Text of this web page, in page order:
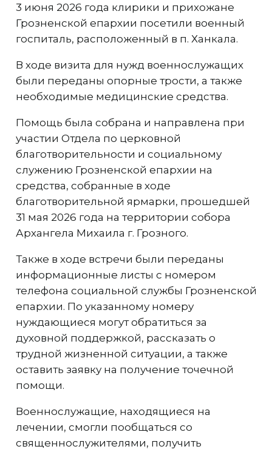
3 июня 2026 года клирики и прихожане
Грозненской епархии посетили военный
госпиталь, расположенный в п. Ханкала.
В ходе визита для нужд военнослужащих
были переданы опорные трости, а также
необходимые медицинские средства.
Помощь была собрана и направлена при
участии Отдела по церковной
благотворительности и социальному
служению Грозненской епархии на
средства, собранные в ходе
благотворительной ярмарки, прошедшей
31 мая 2026 года на территории собора
Архангела Михаила г. Грозного.
Также в ходе встречи были переданы
информационные листы с номером
телефона социальной службы Грозненской
епархии. По указанному номеру
нуждающиеся могут обратиться за
духовной поддержкой, рассказать о
трудной жизненной ситуации, а также
оставить заявку на получение точечной
помощи.
Военнослужащие, находящиеся на
лечении, смогли пообщаться со
священнослужителями, получить